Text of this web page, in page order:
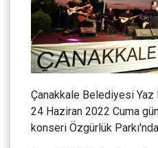
Çanakkale Belediyesi Yaz
24 Haziran 2022 Cuma
konseri Özgürlük